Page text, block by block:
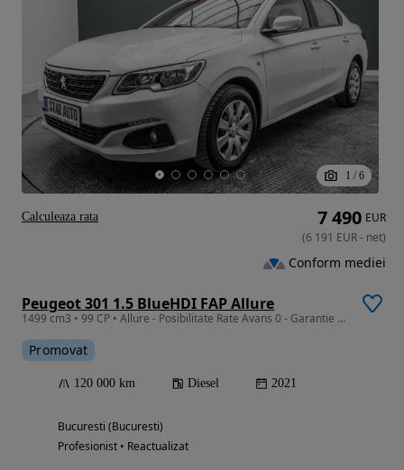
1 / 6
Peugeot 301 1.5 BlueHDI FAP Allure
1499 cm3 • 99 CP • Allure - Posibilitate Rate Avans 0 - Garantie 12 Luni - IMPECABILA
Promovat
120 000 km Diesel 2021
Bucuresti (Bucuresti)
Profesionist • Reactualizat
7 490 EUR
(6 191 EUR- net)
Conform mediei
Calculeaza rata